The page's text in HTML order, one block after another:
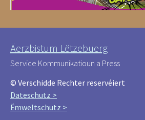
Äerzbistum Lëtzebuerg
Service Kommunikatioun a Press
© Verschidde Rechter reservéiert
Dateschutz >
Ëmweltschutz >